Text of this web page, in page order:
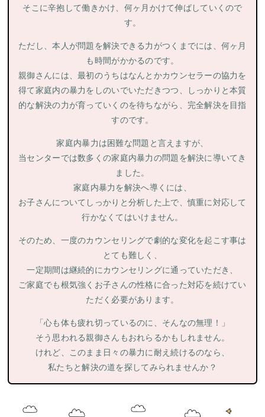
そこに辛抱して働きかけ、何ヶ月かけて伸ばしていくので
す。
ただし、本人が問題を解決できる力がつくまでには、何ヶ月
も時間がかかるのです。
親御さんには、最初のうちはなんとかカウンセラーの協力を
得て家庭内の暴力をしのいでいただきつつ、しっかりと本質
的な解決の力が育っていくのを待ちながら、完全解決を目指
すのです。
家庭内暴力は困難な問題と言えますが、
当センターでは数多くの家庭内暴力の問題を解決に導いてき
ました。
家庭内暴力を解決へ導くには、
お子さんについてしっかりと分析した上で、慎重に対応して
行かなくてはいけません。
そのため、一度のカウンセリングで劇的な変化を起こす事は
とても難しく、
一定期間は継続的にカウンセリングに通っていただき、
ご家庭でも根気強くお子さんの性格に合った対応を続けてい
ただく必要があります。
「心も体も疲れ切っているのに、そんなの無理！」
そう思われる親御さんもおれらるかもしれません。
けれど、このまま日々の暴力に耐え続けるのなら、
私たちと解決の道を探してみられませんか？